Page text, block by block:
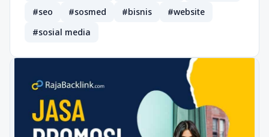
#seo
#sosmed #bisnis
#website
#sosial media